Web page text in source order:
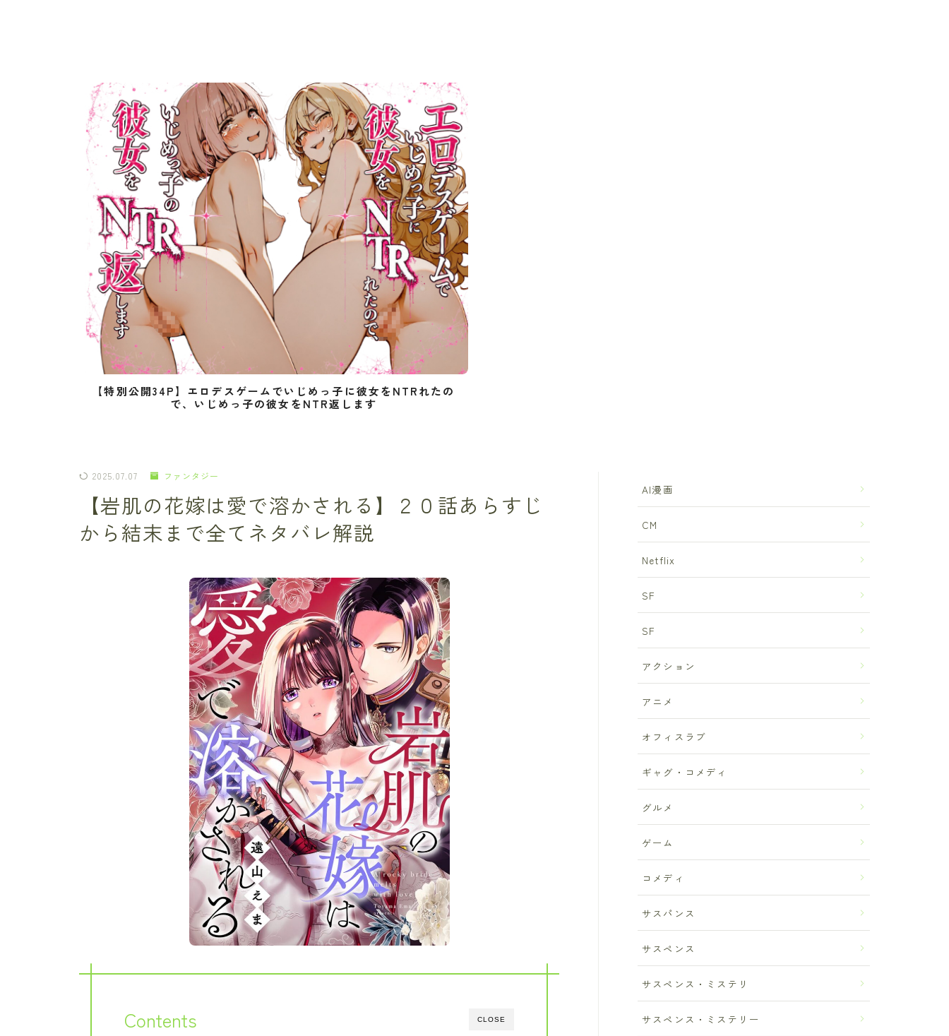
【特別公開34P】エロデスゲームでいじめっ子に彼女をNTRれたの
で、いじめっ子の彼女をNTR返します
2025.07.07 ファンタジー
【岩肌の花嫁は愛で溶かされる】２０話あらすじ
から結末まで全てネタバレ解説
CLOSE
Contents
AI漫画
CM
Netflix
SF
SF
アクション
アニメ
オフィスラブ
ギャグ・コメディ
グルメ
ゲーム
コメディ
サスパンス
サスペンス
サスペンス・ミステリ
サスペンス・ミステリー